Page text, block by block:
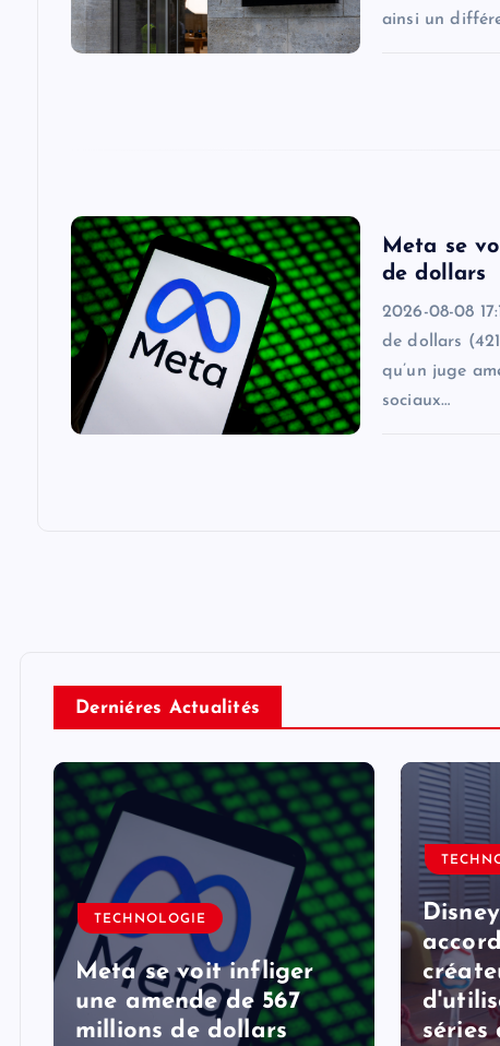
ainsi un
Meta se
de dollars
2026-08-08
de dollars
qu’un juge
sociaux…
Derniéres Actualités
TECHNOLOGIE
Meta se voit infliger
une amende de 567
millions de dollars
séries